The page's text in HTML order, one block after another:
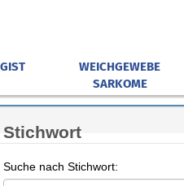
GIST
WEICHGEWEBE
SARKOME
Stichwort
Suche nach Stichwort: